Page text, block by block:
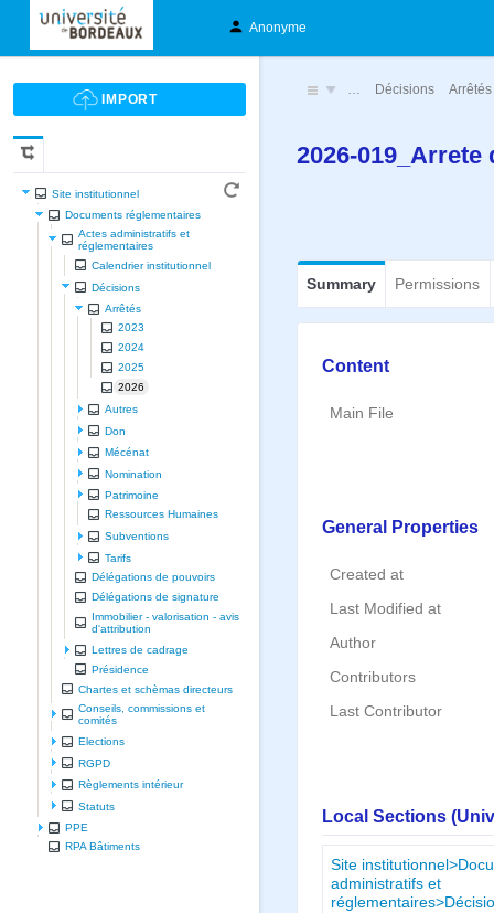
Anonyme
Site institutionnel
Documents réglementaires
Actes administratifs et
réglementaires
Calendrier institutionnel
Décisions
Arrêtés
2023
2024
2025
2026
Autres
Don
Mécénat
Nomination
Patrimoine
Ressources Humaines
Subventions
Tarifs
Délégations de pouvoirs
Délégations de signature
Immobilier - valorisation - avis
d'attribution
Lettres de cadrage
Présidence
Chartes et schèmas directeurs
Conseils, commissions et
comités
Elections
RGPD
Règlements intérieur
Statuts
PPE
RPA Bâtiments
… Décisions Arrêtés
2026-
Summary Permissions
Content
Main File
General Properties
Created at
Last Modified at
Author
Contributors
Last Contributor
Local Sections
Site
administratifs et